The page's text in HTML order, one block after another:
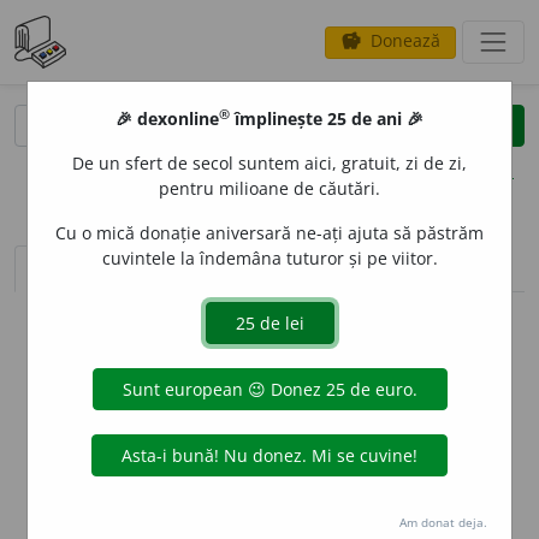
savings Donează
clear
opțiuni
sinteza definițiilor (1) definiții (16) declinări
info
Aceste definiții sunt compilate de
echipa dexonline. Definițiile
originale se află pe filadefiniții.
preferințe
🎉 dexonline® împlinește 25 de ani 🎉
De un sfert de secol suntem aici, gratuit, zi de zi,
pentru milioane de căutări.
Cu o mică donație aniversară ne-ați ajuta să păstrăm
cuvintele la îndemâna tuturor și pe viitor.
Am donat deja.